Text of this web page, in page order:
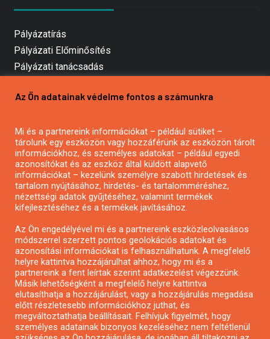
Pályázatírás
Pályázati Előminősítés
Pályázati tanácsadás
Mezőgazdasági pályázatírás
Pályázatírás civil szervezeteknek
Pályázatírás önkormányzatoknak
Pályázatfigyelés
Specifikus pályázatfigyelés vagy hírlevél
Pályázatok magánszemélyeknek
Pályázatok civil szervezeteknek
Pályázatok vállalkozásoknak
Önkormányzati pályázatok
Mezőgazdasági pályázatok
Az Ön adatainak védelme fontos a számunkra
Mi és a partnereink információkat – például sütiket –
tárolunk egy eszközön vagy hozzáférünk az eszközön tárolt
információkhoz, és személyes adatokat – például egyedi
azonosítókat és az eszköz által küldött alapvető
információkat – kezelünk személyre szabott hirdetések és
tartalom nyújtásához, hirdetés- és tartalomméréshez,
nézettségi adatok gyűjtéséhez, valamint termékek
kifejlesztéséhez és a termékek javításához.
Az Ön engedélyével mi és a partnereink eszközleolvasásos
módszerrel szerzett pontos geolokációs adatokat és
azonosítási információkat is felhasználhatunk. A megfelelő
helyre kattintva hozzájárulhat ahhoz, hogy mi és a
partnereink a fent leírtak szerint adatkezelést végezzünk.
Másik lehetőségként a megfelelő helyre kattintva
elutasíthatja a hozzájárulást, vagy a hozzájárulás megadása
előtt részletesebb információkhoz juthat, és
megváltoztathatja beállításait. Felhívjuk figyelmét, hogy
személyes adatainak bizonyos kezeléséhez nem feltétlenül